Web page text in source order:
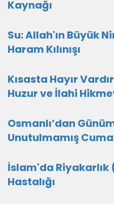
Kaynağı
Su: Allah'ın Büyük
Haram Kılınışı
Kısasta Hayır
Huzur ve İlahi
Osmanlı’dan
Unutulmamış Cuma
İslam'da
Hastalığı